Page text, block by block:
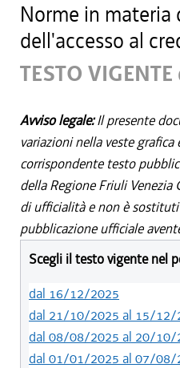
Norme in materia
dell'accesso al
TESTO
Avviso legale:Il presente
variazioni nella veste
corrispondente testo
della Regione Friuli Venezia
di ufficialità e non è
pubblicazione ufficiale
Scegli il testo vigente nel
dal 16/12/2025
dal 21/10/2025 al 15/12/
dal 08/08/2025 al 20/10/
dal 01/01/2025 al 07/08/